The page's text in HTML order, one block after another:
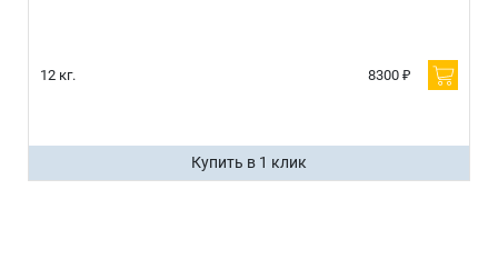
12 кг. 8300 ₽
Купить в 1 клик